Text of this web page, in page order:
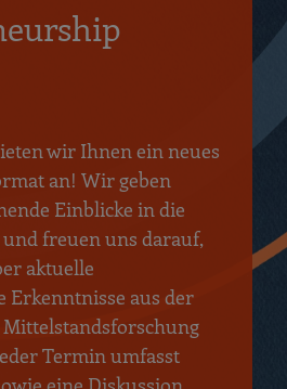
wir Ihnen ein neues
an! Wir geben
Einblicke in die
und freuen uns darauf,
aktuelle
Erkenntnisse aus der
Termin umfasst